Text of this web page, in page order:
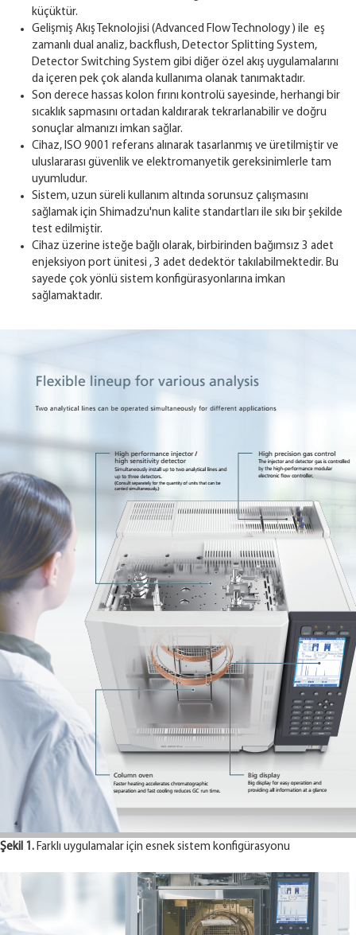
küçüktür.
Gelişmiş Akış Teknolojisi (Advanced Flow Technology ) ile eş
zamanlı dual analiz, backflush, Detector Splitting System,
Detector Switching System gibi diğer özel akış uygulamalarını
da içeren pek çok alanda kullanıma olanak tanımaktadır.
Son derece hassas kolon fırını kontrolü sayesinde, herhangi bir
sıcaklık sapmasını ortadan kaldırarak tekrarlanabilir ve doğru
sonuçlar almanızı imkan sağlar.
Cihaz, ISO 9001 referans alınarak tasarlanmış ve üretilmiştir ve
uluslararası güvenlik ve elektromanyetik gereksinimlerle tam
uyumludur.
Sistem, uzun süreli kullanım altında sorunsuz çalışmasını
sağlamak için Shimadzu'nun kalite standartları ile sıkı bir şekilde
test edilmiştir.
Cihaz üzerine isteğe bağlı olarak, birbirinden bağımsız 3 adet
enjeksiyon port ünitesi , 3 adet dedektör takılabilmektedir. Bu
sayede çok yönlü sistem konfigürasyonlarına imkan
sağlamaktadır.
Şekil 1. Farklı uygulamalar için esnek sistem konfigürasyonu